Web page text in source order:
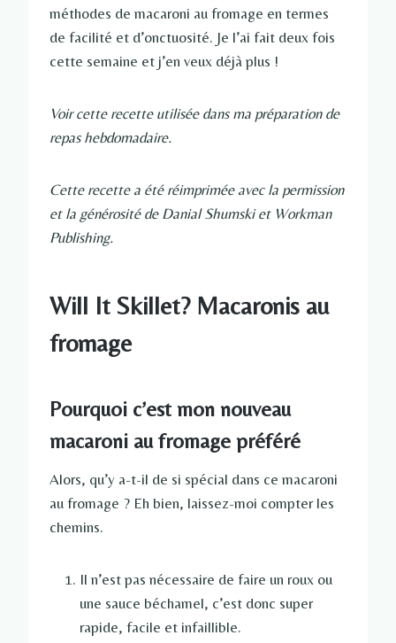
méthodes de macaroni au fromage en termes
de facilité et d’onctuosité. Je l’ai fait deux fois
cette semaine et j’en veux déjà plus !
Voir cette recette utilisée dans ma préparation de
repas hebdomadaire.
Cette recette a été réimprimée avec la permission
et la générosité de Danial Shumski et Workman
Publishing.
Will It Skillet? Macaronis au
fromage
Pourquoi c’est mon nouveau
macaroni au fromage préféré
Alors, qu’y a-t-il de si spécial dans ce macaroni
au fromage ? Eh bien, laissez-moi compter les
chemins.
Il n’est pas nécessaire de faire un roux ou
une sauce béchamel, c’est donc super
rapide, facile et infaillible.